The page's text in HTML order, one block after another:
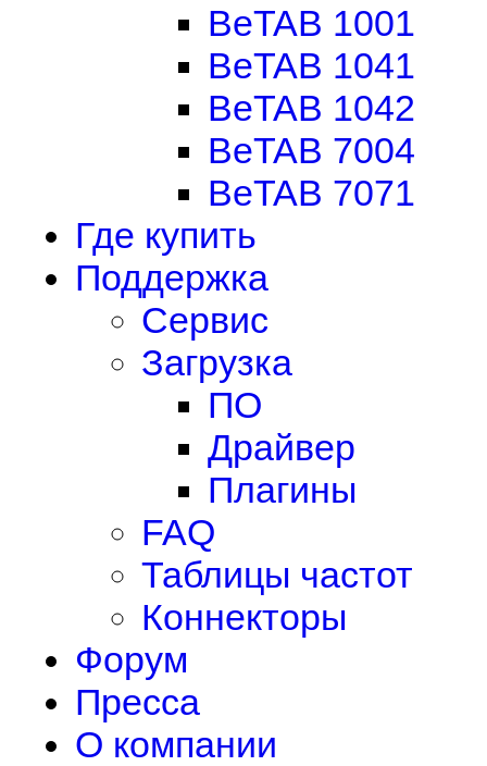
BeTAB 1001
BeTAB 1041
BeTAB 1042
BeTAB 7004
BeTAB 7071
Где купить
Поддержка
Сервис
Загрузка
ПО
Драйвер
Плагины
FAQ
Таблицы частот
Коннекторы
Форум
Пресса
О компании